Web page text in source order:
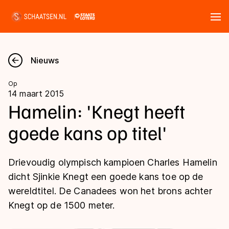
Nieuws
Kalender
Disciplines
Langebaan
Shorttrack
Inlineskaten
Uitslagen
Langebaan
Shorttrack
Tijden & historie
Nieuws
Op
14 maart 2015
Hamelin: 'Knegt heeft
goede kans op titel'
Drievoudig olympisch kampioen Charles Hamelin
dicht Sjinkie Knegt een goede kans toe op de
wereldtitel. De Canadees won het brons achter
Knegt op de 1500 meter.